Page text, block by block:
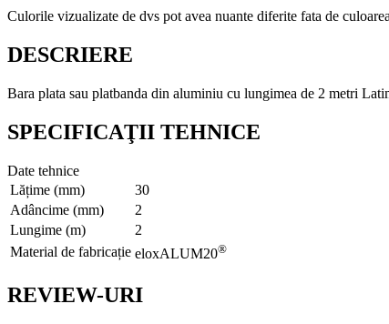
Culorile vizualizate de dvs pot avea nuante diferite fata de
DESCRIERE
Bara plata sau platbanda din aluminiu cu lungimea de 2 metri
SPECIFICAŢII TEHNICE
Date tehnice
Lățime (mm)
30
Adâncime (mm)
2
Lungime (m)
2
Material de fabricație eloxALUM20®
REVIEW-URI